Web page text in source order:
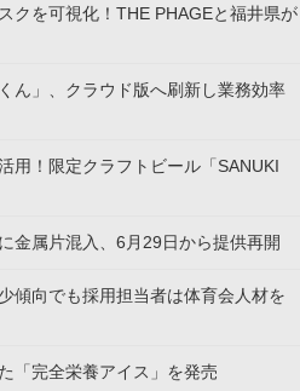
クを可視化！THE PHAGEと福井県が
ん」、クラウド版へ刷新し業務効率
用！限定クラフトビール「SANUKI
金属片混入、6月29日から提供再開
傾向でも採用担当者は体育会人材を
「完全栄養アイス」を発売